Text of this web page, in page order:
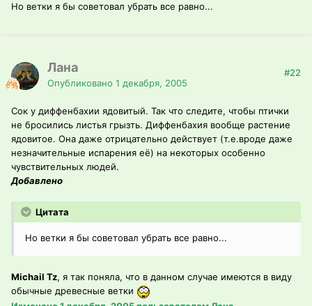
Но ветки я бы советовал убрать все равно...
Лана
Опубликовано 1 декабря, 2005
#22
Сок у диффенбахии ядовитый. Так что следите, чтобы птички
не бросились листья грызть. Диффенбахия вообще растение
ядовитое. Она даже отрицательно действует (т.е.вроде даже
незначительные испарения её) на некоторых особенно
чувствительных людей.
Добавлено
Цитата
Но ветки я бы советовал убрать все равно...
Michail Tz, я так поняла, что в данном случае имеются в виду
обычные древесные ветки